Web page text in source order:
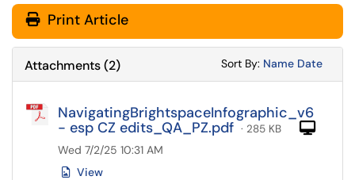
Print Article
Attachments(2) Sort By: Sort
Name Sort
Date
NavigatingBrightspaceInfographic_v6
- esp CZ edits_QA_PZ.pdf · 285 KB
Wed 7/2/25 10:31 AM
View